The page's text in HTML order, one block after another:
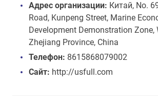
Адрес организации: Китай, No.
Road, Kunpeng Street, Marine
Development Demonstration Zone,
Zhejiang Province, China
Телефон: 8615868079002
Сайт: http://usfull.com